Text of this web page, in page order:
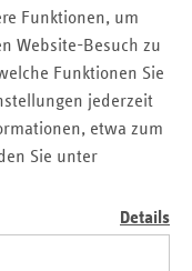
Funktionen, um
Website-Besuch zu
Funktionen Sie
jederzeit
etwa zum
Sie unter
Details
dem MDK ein
um auch in
hochwertige und
zu gewährleisten,“
Rheinland-Pfalz,
Angeboten